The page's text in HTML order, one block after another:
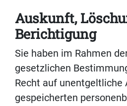
Auskunft,
Berichtigung
Sie haben im Rahmen
gesetzlichen
Recht auf unentgeltliche
gespeicherten